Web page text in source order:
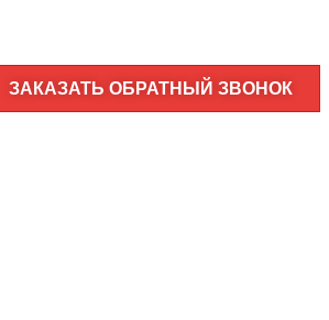
ЗАКАЗАТЬ ОБРАТНЫЙ ЗВОНОК